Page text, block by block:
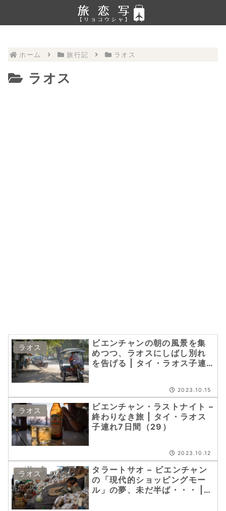
ホーム 旅行記 ラオス
ラオス
ラオス
ビエンチャンの朝の風景を集
めつつ、ラオスにしばし別れ
を告げる | タイ・ラオス子連
2023.10.15
ラオス
ビエンチャン・ラストナイト –
終わりなき旅 | タイ・ラオス
子連れ7日間（29）
2023.10.12
ラオス
タラートサオ – ビエンチャン
の「現代的ショッピングモー
ル」の夢、未だ半ば・・・ |